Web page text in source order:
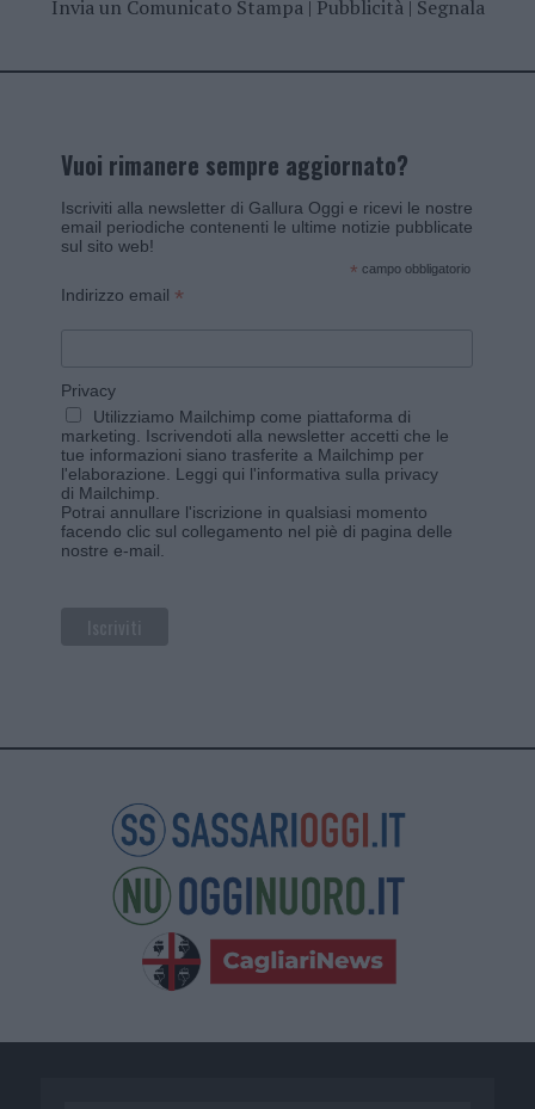
Invia un Comunicato Stampa| Pubblicità| Segnala
Vuoi rimanere sempre aggiornato?
Iscriviti alla newsletter di Gallura Oggi e ricevi le nostre
email periodiche contenenti le ultime notizie pubblicate
sul sito web!
* campo obbligatorio
Indirizzo email *
Privacy
Utilizziamo Mailchimp come piattaforma di
marketing. Iscrivendoti alla newsletter accetti che le
tue informazioni siano trasferite a Mailchimp per
l'elaborazione. Leggi qui l'informativa sulla privacy
di Mailchimp
Potrai annullare l'iscrizione in qualsiasi momento
facendo clic sul collegamento nel piè di pagina delle
nostre e-mail.